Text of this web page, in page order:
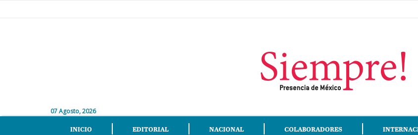
07 Agosto, 2026
INICIO EDITORIAL NACIONAL COLABORADORES